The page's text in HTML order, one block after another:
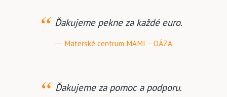
Ďakujeme pekne za každé euro.
Materské centrum MAMI – OÁZA
Ďakujeme za pomoc a podporu.